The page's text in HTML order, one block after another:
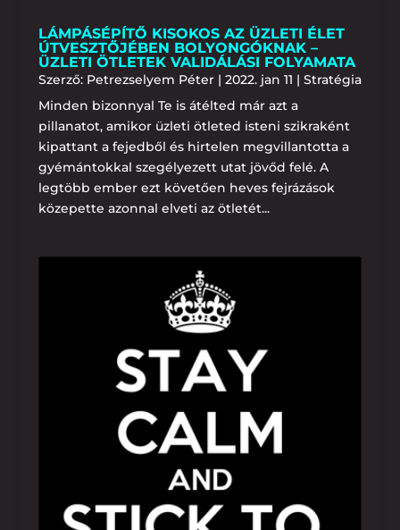
LÁMPÁSÉPÍTŐ KISOKOS AZ ÜZLETI ÉLET
ÚTVESZTŐJÉBEN BOLYONGÓKNAK –
ÜZLETI ÖTLETEK VALIDÁLÁSI FOLYAMATA
Szerző: Petrezselyem Péter| 2022. jan 11 | Stratégia
Minden bizonnyal Te is átélted már azt a
pillanatot, amikor üzleti ötleted isteni szikraként
kipattant a fejedből és hirtelen megvillantotta a
gyémántokkal szegélyezett utat jövőd felé. A
legtöbb ember ezt követően heves fejrázások
közepette azonnal elveti az ötletét...